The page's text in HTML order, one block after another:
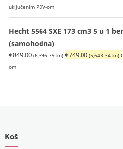
kn).
bila
je:
(3,759.72
uključenim PDV-om
Hecht 5564 SXE 173 cm3 5 u 1
(samohodna)
€849.00 (6,396.79 kn)Izvorna
€749.00 (5,643.34 kn)
om
Koš